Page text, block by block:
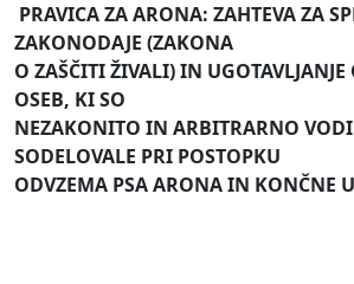
PRAVICA ZA ARONA: ZAHTEVA ZA
ZAKONODAJE (ZAKONA
O ZAŠČITI ŽIVALI) IN
OSEB, KI SO
NEZAKONITO IN ARBITRARNO
SODELOVALE PRI POSTOPKU
ODVZEMA PSA ARONA IN KONČNE